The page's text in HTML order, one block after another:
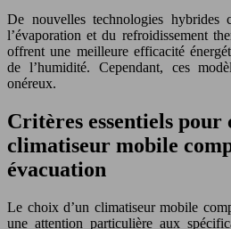
De nouvelles technologies hybrides
l’évaporation et du refroidissement
offrent une meilleure efficacité
de l’humidité. Cependant, ces
onéreux.
Critères essentiels
climatiseur mobile
évacuation
Le choix d’un climatiseur mobile
une attention particulière aux